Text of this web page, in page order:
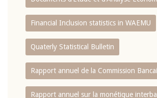
Financial Inclusion statistics in WAEMU
Quaterly Statistical Bulletin
Rapport annuel de la Commission
Rapport annuel sur la monétique